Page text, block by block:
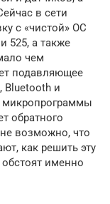
в сети
с «чистой» ОС
525, а также
чем
подавляющее
Bluetooth и
микропрограммы
обратного
возможно, что
как решить эту
именно